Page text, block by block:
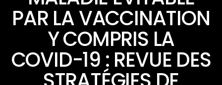
PAR LA VACCINATION
Y COMPRIS LA
COVID-19 : REVUE DES